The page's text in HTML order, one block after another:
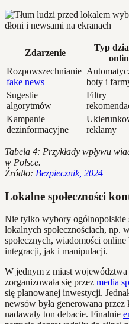
Zdarzenie
Typ
Rozpowszechnianie
fake news
boty i
Sugestie
algorytmów
Filtry
Kampanie
dezinformacyjne
reklamy
Tabela 4: Przykłady wpływu
w Polsce.
Źródło: Bezpiecznik, 2024
Lokalne społeczności
Nie tylko wybory ogólnopolskie
lokalnych społecznościach, np.
społecznych, wiadomości
integracji, jak i manipulacji.
W jednym z miast województwa
zorganizowała się przez media
się planowanej inwestycji.
newsów była generowana
nadawały ton debacie. Finalnie